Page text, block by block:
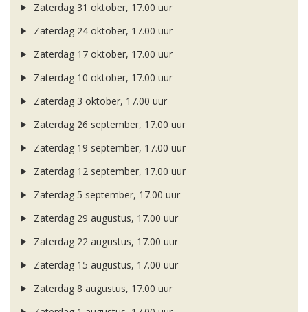
Zaterdag 31 oktober, 17.00 uur
Zaterdag 24 oktober, 17.00 uur
Zaterdag 17 oktober, 17.00 uur
Zaterdag 10 oktober, 17.00 uur
Zaterdag 3 oktober, 17.00 uur
Zaterdag 26 september, 17.00 uur
Zaterdag 19 september, 17.00 uur
Zaterdag 12 september, 17.00 uur
Zaterdag 5 september, 17.00 uur
Zaterdag 29 augustus, 17.00 uur
Zaterdag 22 augustus, 17.00 uur
Zaterdag 15 augustus, 17.00 uur
Zaterdag 8 augustus, 17.00 uur